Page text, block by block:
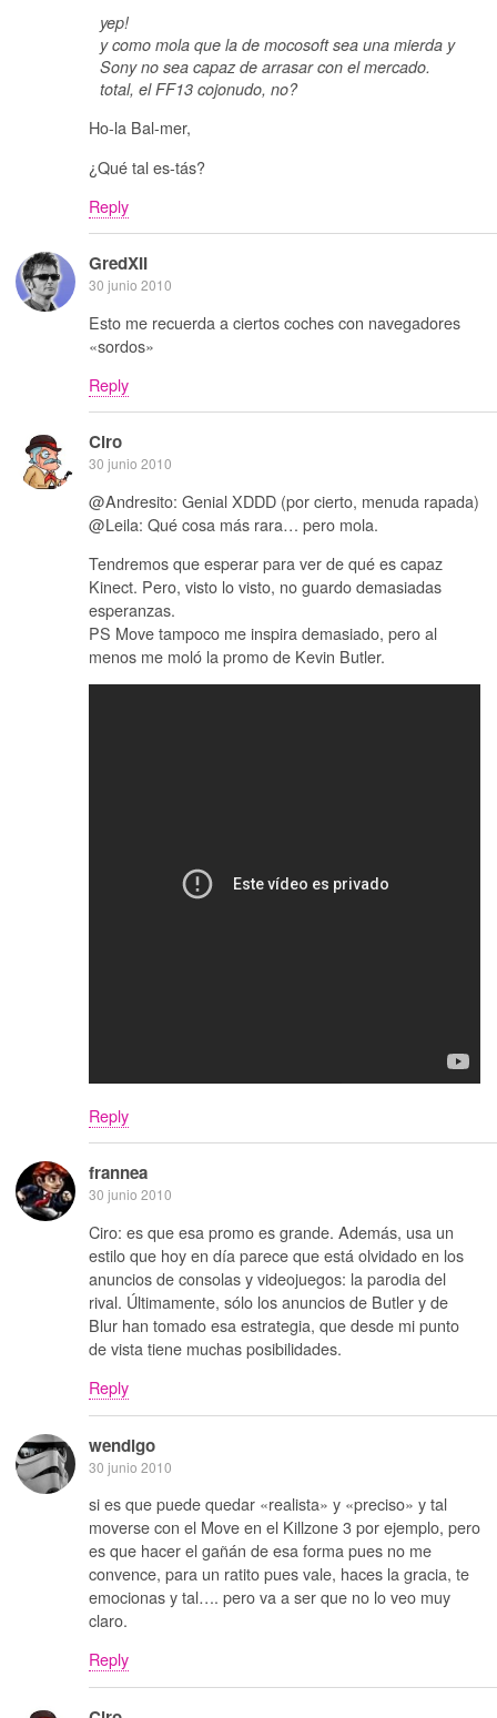
yep!
y como mola que la de mocosoft sea una mierda y
Sony no sea capaz de arrasar con el mercado.
total, el FF13 cojonudo, no?
Ho-la Bal-mer,
¿Qué tal es-tás?
Reply
GredXII
30 junio 2010
Esto me recuerda a ciertos coches con navegadores
«sordos»
Reply
Ciro
30 junio 2010
@Andresito: Genial XDDD (por cierto, menuda rapada)
@Leila: Qué cosa más rara… pero mola.
Tendremos que esperar para ver de qué es capaz
Kinect. Pero, visto lo visto, no guardo demasiadas
esperanzas.
PS Move tampoco me inspira demasiado, pero al
menos me moló la promo de Kevin Butler.
Reply
frannea
30 junio 2010
Ciro: es que esa promo es grande. Además, usa un
estilo que hoy en día parece que está olvidado en los
anuncios de consolas y videojuegos: la parodia del
rival. Últimamente, sólo los anuncios de Butler y de
Blur han tomado esa estrategia, que desde mi punto
de vista tiene muchas posibilidades.
Reply
wendigo
30 junio 2010
si es que puede quedar «realista» y «preciso» y tal
moverse con el Move en el Killzone 3 por ejemplo, pero
es que hacer el gañán de esa forma pues no me
convence, para un ratito pues vale, haces la gracia, te
emocionas y tal…. pero va a ser que no lo veo muy
claro.
Reply